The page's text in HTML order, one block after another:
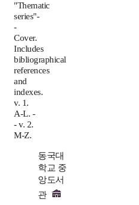
"Thematic
series"-
-
Cover.
Includes
bibliographical
references
and
indexes.
v. 1.
A-L. -
- v. 2.
M-Z.
동국대
학교 중
앙도서
관